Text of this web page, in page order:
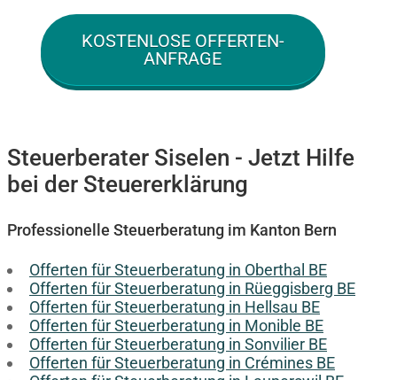
KOSTENLOSE OFFERTEN-
ANFRAGE
Steuerberater Siselen - Jetzt Hilfe
bei der Steuererklärung
Professionelle Steuerberatung im Kanton Bern
Offerten für Steuerberatung in Oberthal BE
Offerten für Steuerberatung in Rüeggisberg BE
Offerten für Steuerberatung in Hellsau BE
Offerten für Steuerberatung in Monible BE
Offerten für Steuerberatung in Sonvilier BE
Offerten für Steuerberatung in Crémines BE